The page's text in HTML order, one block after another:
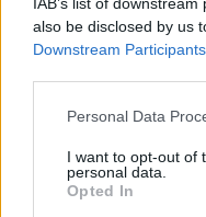
also be disclosed by us
Downstream Participants
Personal Data
I want to opt-out of
personal data.
Opted In
Najnowsze
08 sierpnia 2026 | 21:07
Coca-Cola dyskryminuje